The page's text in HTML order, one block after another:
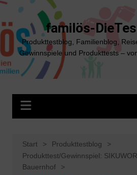
Zum
springen
familös-
Produkttestblog, Familienblog,
Gewinnspiele und Produkttests –
Start
Produkttestblog
Produkttest/Gewinnspiel:
Bauernhof